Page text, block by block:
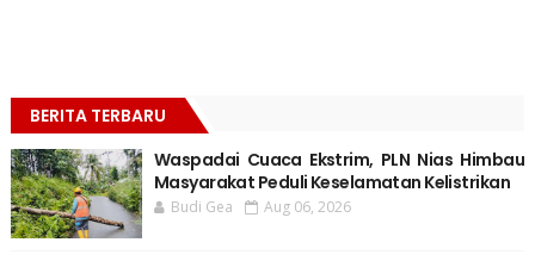
BERITA TERBARU
Waspadai Cuaca Ekstrim, PLN Nias Himbau
Masyarakat Peduli Keselamatan Kelistrikan
Budi Gea Aug 06, 2026